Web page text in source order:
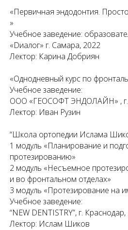
«Первичная эндодонтия.
»
Учебное заведение:
«Dиалог» г. Самара, 2022
Лектор: Карина Добриян
«Однодневный курс по
Учебное заведение:
ООО «ГЕОСОФТ ЭНДОЛАЙН» , г.
Лектор: Иван Рузин
“Школа ортопедии Ислама
1 модуль «Планирование и
протезированию»
2 модуль «Несъемное
и во фронтальном отделах»
3 модуль «Протезирование на
Учебное заведение:
“NEW DENTISTRY”, г.
Лектор: Ислам Шиков